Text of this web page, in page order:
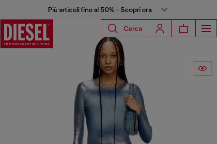
Più articoli fino al 50% - Scopri ora
Cerca